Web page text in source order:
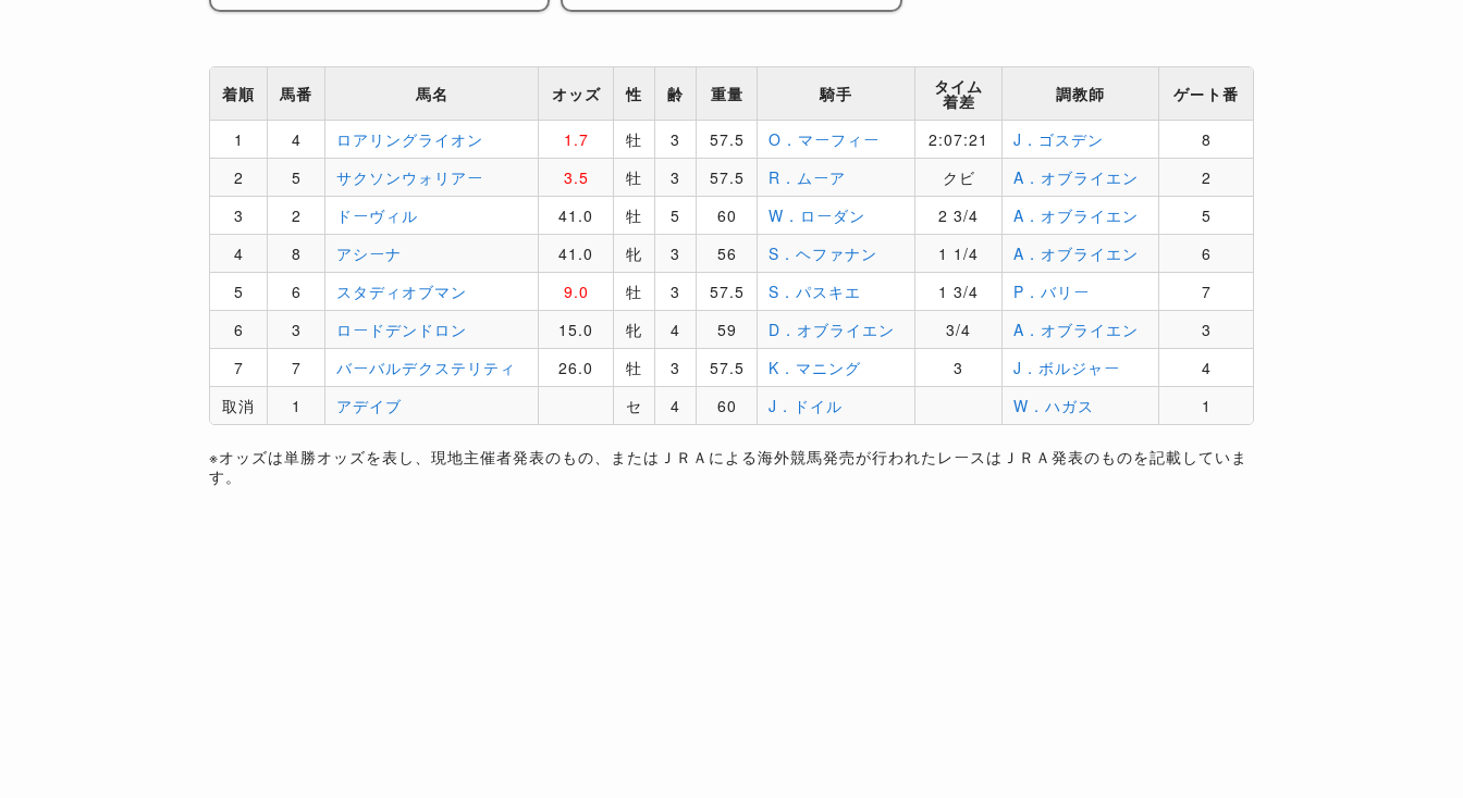
着順 馬番 馬名 オッズ 性 齢 重量 騎手 タイム
着差 調教師 ゲート番
1 4 ロアリングライオン 1.7 牡 3 57.5 O．マーフィー 2:07:21 J．ゴスデン
8
2
5 サクソンウォリアー 3.5 牡 3 57.5 R．ムーア クビ A．オブライエン
2
3
2 ドーヴィル 41.0 牡 5 60 W．ローダン 2 3/4 A．オブライエン
5
4
8 アシーナ 41.0 牝 3 56 S．ヘファナン 1 1/4 A．オブライエン
6
5
6 スタディオブマン 9.0 牡 3 57.5 S．パスキエ 1 3/4 P．バリー
7
6
3 ロードデンドロン 15.0 牝 4 59 D．オブライエン 3/4 A．オブライエン
3
7
7 バーバルデクステリティ 26.0 牡 3 57.5 K．マニング 3 J．ボルジャー
4
取消
1 アデイブ セ 4 60 J．ドイル W．ハガス 1
※オッズは単勝オッズを表し、現地主催者発表のもの、またはＪＲＡによる海外競馬発売が行われたレースはＪＲＡ発表のものを記載していま
す。